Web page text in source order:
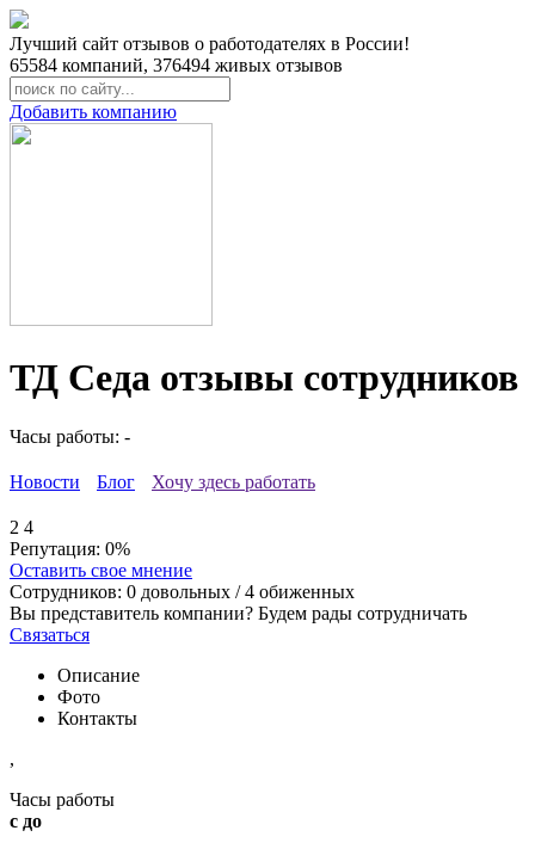
Лучший сайт отзывов о работодателях в России!
65584 компаний, 376494 живых отзывов
Добавить компанию
ТД Седа отзывы сотрудников
Часы работы: -
Новости Блог Хочу здесь работать
2 4
Репутация: 0%
Оставить свое мнение
Сотрудников: 0 довольных /4 обиженных
Вы представитель компании? Будем рады сотрудничать
Связаться
Описание
Фото
Контакты
,
Часы работы
с до